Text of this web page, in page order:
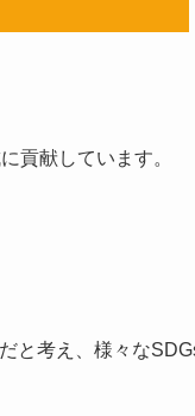
貢献しています。
と考え、様々な